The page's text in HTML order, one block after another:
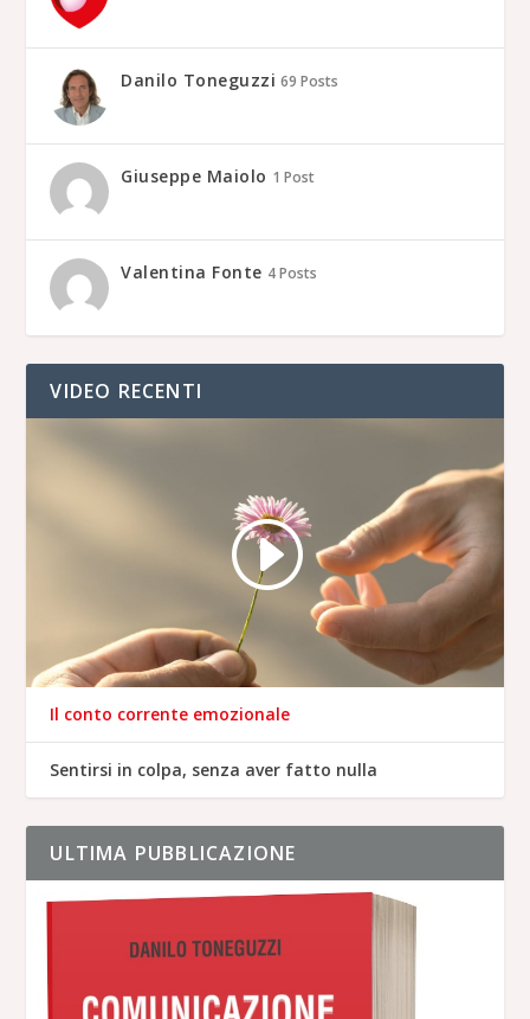
Danilo Toneguzzi 69 Posts
Giuseppe Maiolo 1 Post
Valentina Fonte 4 Posts
VIDEO RECENTI
Il conto corrente emozionale
Sentirsi in colpa, senza aver fatto nulla
ULTIMA PUBBLICAZIONE